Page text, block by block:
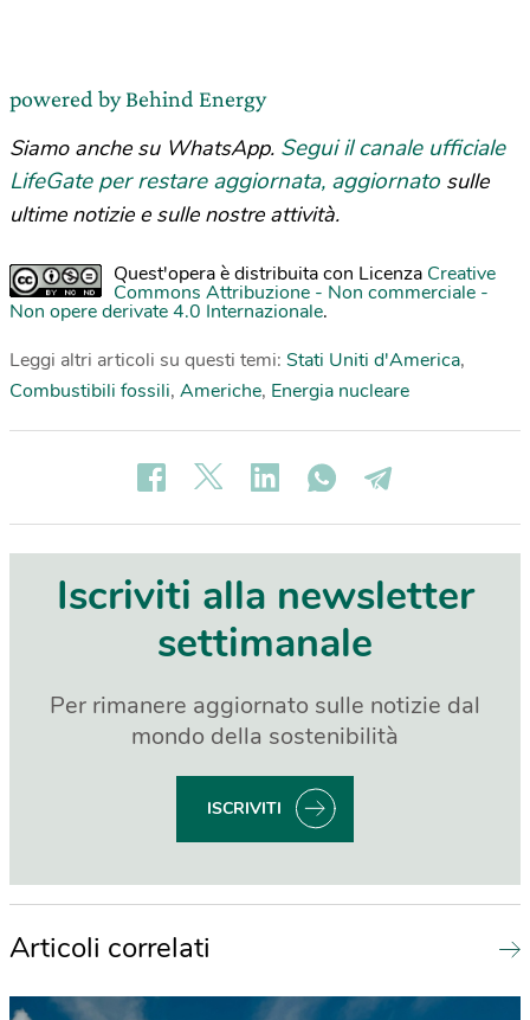
powered by Behind Energy
Siamo anche su WhatsApp. Segui il canale ufficiale
LifeGate per restare aggiornata, aggiornato sulle
ultime notizie e sulle nostre attività.
Quest'opera è distribuita con Licenza Creative
Commons Attribuzione - Non commerciale -
Non opere derivate 4.0 Internazionale.
Leggi altri articoli su questi temi: Stati Uniti d'America,
Combustibili fossili, Americhe, Energia nucleare
Iscriviti alla newsletter
settimanale
Per rimanere aggiornato sulle notizie dal
mondo della sostenibilità
ISCRIVITI
Articoli correlati